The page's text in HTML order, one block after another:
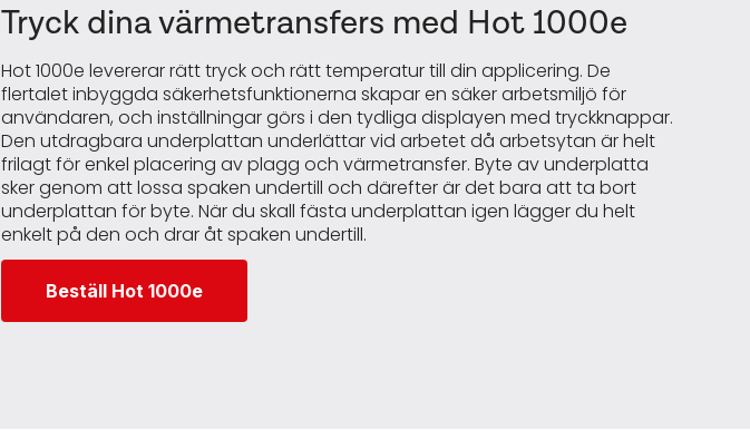
Tryck dina värmetransfers med Hot 1000e
Hot 1000e levererar rätt tryck och rätt temperatur till din applicering. De
flertalet inbyggda säkerhetsfunktionerna skapar en säker arbetsmiljö för
användaren, och inställningar görs i den tydliga displayen med tryckknappar.
Den utdragbara underplattan underlättar vid arbetet då arbetsytan är helt
frilagt för enkel placering av plagg och värmetransfer. Byte av underplatta
sker genom att lossa spaken undertill och därefter är det bara att ta bort
underplattan för byte. När du skall fästa underplattan igen lägger du helt
enkelt på den och drar åt spaken undertill.
Beställ Hot 1000e